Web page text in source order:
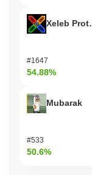
SDK 및 API와 같
애플리케이션에
HashPack 지갑
작자와 같은 2차
기여합니다. 이러
색하고 개발자들
HashPack은
HashPack은 검
Xeleb
#1647
54.88%
Mubarak
#533
50.6%